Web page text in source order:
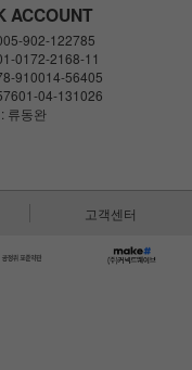
ACCOUNT
902-122785
0172-2168-11
910014-56405
04-131026
류동완
고객센터